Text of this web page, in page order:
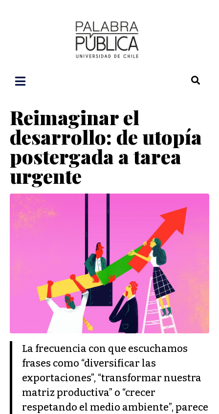
Reimaginar el
desarrollo: de utopía
postergada a tarea
urgente
La frecuencia con que escuchamos
frases como “diversificar las
exportaciones”, “transformar nuestra
matriz productiva” o “crecer
respetando el medio ambiente”, parece